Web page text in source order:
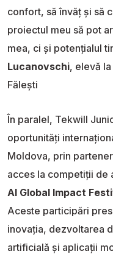
confort, să învăț și să
proiectul meu să pot
mea, ci și potențialul
Lucanovschi, elevă
Fălești
În paralel, Tekwill
oportunități
Moldova, prin
acces la competiții de
AI Global Impact
Aceste participări
inovația, dezvoltarea
artificială și aplicații